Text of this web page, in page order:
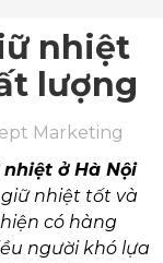
nhiệt
lượng
Marketing
ở Hà Nội
nhiệt tốt và
có hàng
người khó lựa